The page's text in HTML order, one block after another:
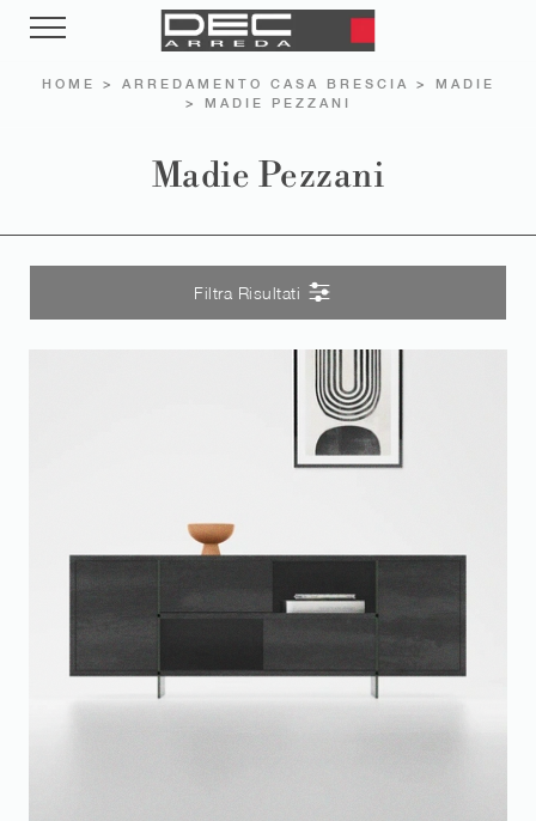
HOME > ARREDAMENTO CASA BRESCIA >
MADIE
>
MADIE PEZZANI
Madie Pezzani
Filtra Risultati